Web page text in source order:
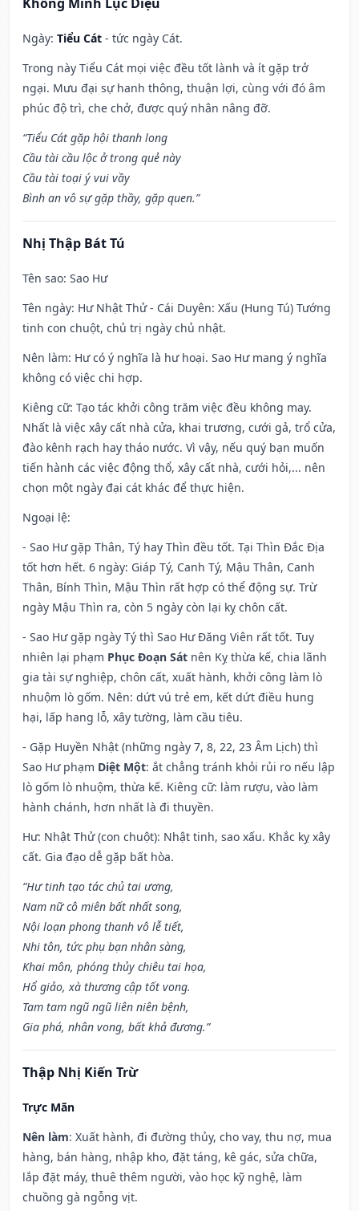
Ngày: Tiểu Cát - tức ngày Cát.
Trong này Tiểu Cát mọi việc đều tốt lành và ít gặp trở
ngại. Mưu đại sự hanh thông, thuận lợi, cùng với đó âm
phúc độ trì, che chở, được quý nhân nâng đỡ.
“Tiểu Cát gặp hội thanh long
Cầu tài cầu lộc ở trong quẻ này
Cầu tài toại ý vui vầy
Bình an vô sự gặp thầy, gặp quen.”
Nhị Thập Bát Tú
Tên sao: Sao Hư
Tên ngày: Hư Nhật Thử - Cái Duyên: Xấu (Hung Tú) Tướng
tinh con chuột, chủ trị ngày chủ nhật.
Nên làm: Hư có ý nghĩa là hư hoại. Sao Hư mang ý nghĩa
không có việc chi hợp.
Kiêng cữ: Tạo tác khởi công trăm việc đều không may.
Nhất là việc xây cất nhà cửa, khai trương, cưới gả, trổ cửa,
đào kênh rạch hay tháo nước. Vì vậy, nếu quý bạn muốn
tiến hành các việc động thổ, xây cất nhà, cưới hỏi,... nên
chọn một ngày đại cát khác để thực hiện.
Ngoại lệ:
- Sao Hư gặp Thân, Tý hay Thìn đều tốt. Tại Thìn Đắc Địa
tốt hơn hết. 6 ngày: Giáp Tý, Canh Tý, Mậu Thân, Canh
Thân, Bính Thìn, Mậu Thìn rất hợp có thể động sự. Trừ
ngày Mậu Thìn ra, còn 5 ngày còn lại kỵ chôn cất.
- Sao Hư gặp ngày Tý thì Sao Hư Đăng Viên rất tốt. Tuy
nhiên lại phạm Phục Đoạn Sát nên Kỵ thừa kế, chia lãnh
gia tài sự nghiệp, chôn cất, xuất hành, khởi công làm lò
nhuộm lò gốm. Nên: dứt vú trẻ em, kết dứt điều hung
hại, lấp hang lỗ, xây tường, làm cầu tiêu.
- Gặp Huyền Nhật (những ngày 7, 8, 22, 23 Âm Lịch) thì
Sao Hư phạm Diệt Một: ắt chẳng tránh khỏi rủi ro nếu lập
lò gốm lò nhuộm, thừa kế. Kiêng cữ: làm rượu, vào làm
hành chánh, hơn nhất là đi thuyền.
Hư: Nhật Thử (con chuột): Nhật tinh, sao xấu. Khắc kỵ xây
cất. Gia đạo dễ gặp bất hòa.
“Hư tinh tạo tác chủ tai ương,
Nam nữ cô miên bất nhất song,
Nội loạn phong thanh vô lễ tiết,
Nhi tôn, tức phụ bạn nhân sàng,
Khai môn, phóng thủy chiêu tai họa,
Hổ giảo, xà thương cập tốt vong.
Tam tam ngũ ngũ liên niên bệnh,
Gia phá, nhân vong, bất khả đương.”
Thập Nhị Kiến Trừ
Trực Mãn
Nên làm: Xuất hành, đi đường thủy, cho vay, thu nợ, mua
hàng, bán hàng, nhập kho, đặt táng, kê gác, sửa chữa,
lắp đặt máy, thuê thêm người, vào học kỹ nghệ, làm
chuồng gà ngỗng vịt.